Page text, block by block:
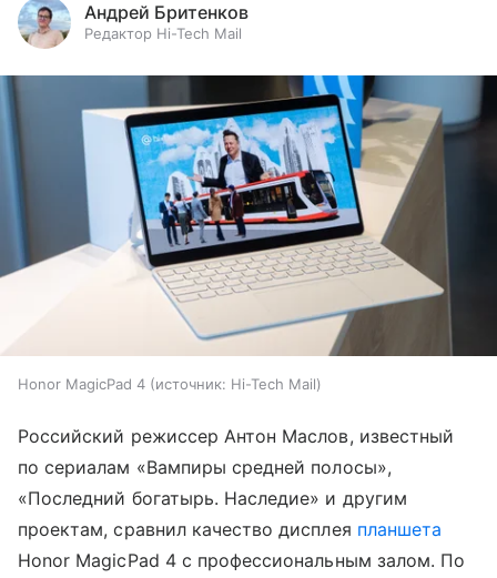
Андрей Бритенков
Редактор Hi-Tech Mail
Honor MagicPad 4 источник: Hi-Tech Mail
Российский режиссер Антон Маслов, известный
по сериалам «Вампиры средней полосы»,
«Последний богатырь. Наследие» и другим
проектам, сравнил качество дисплея планшета
Honor MagicPad 4 с профессиональным залом. По